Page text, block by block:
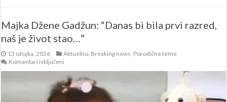
Majka Džene Gadžun: “Danas bi bila prvi razred,
naš je život stao…”
13 ožujka, 2026 Aktuelno Breaking news Porodične teme
Komentari isključeni
Džene
Gadžun:
“Danas